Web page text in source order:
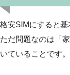
格安SIMにすると基
ただ問題なのは「
いていることです。